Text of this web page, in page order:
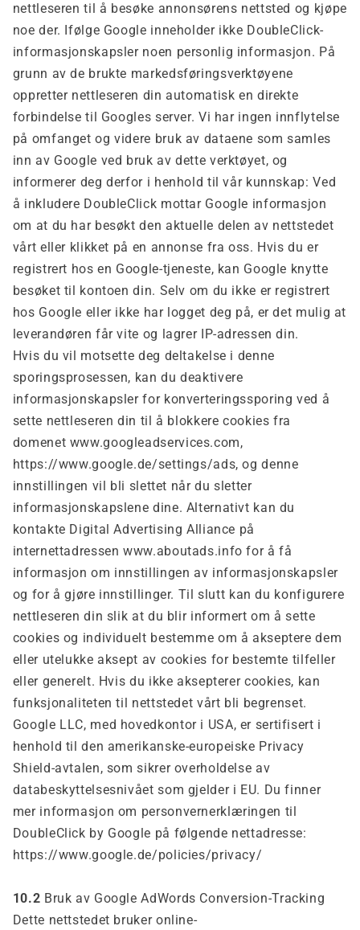
nettleseren til å besøke annonsørens nettsted og kjøpe
noe der. Ifølge Google inneholder ikke DoubleClick-
informasjonskapsler noen personlig informasjon. På
grunn av de brukte markedsføringsverktøyene
oppretter nettleseren din automatisk en direkte
forbindelse til Googles server. Vi har ingen innflytelse
på omfanget og videre bruk av dataene som samles
inn av Google ved bruk av dette verktøyet, og
informerer deg derfor i henhold til vår kunnskap: Ved
å inkludere DoubleClick mottar Google informasjon
om at du har besøkt den aktuelle delen av nettstedet
vårt eller klikket på en annonse fra oss. Hvis du er
registrert hos en Google-tjeneste, kan Google knytte
besøket til kontoen din. Selv om du ikke er registrert
hos Google eller ikke har logget deg på, er det mulig at
leverandøren får vite og lagrer IP-adressen din.
Hvis du vil motsette deg deltakelse i denne
sporingsprosessen, kan du deaktivere
informasjonskapsler for konverteringssporing ved å
sette nettleseren din til å blokkere cookies fra
domenet www.googleadservices.com,
https://www.google.de/settings/ads, og denne
innstillingen vil bli slettet når du sletter
informasjonskapslene dine. Alternativt kan du
kontakte Digital Advertising Alliance på
internettadressen www.aboutads.info for å få
informasjon om innstillingen av informasjonskapsler
og for å gjøre innstillinger. Til slutt kan du konfigurere
nettleseren din slik at du blir informert om å sette
cookies og individuelt bestemme om å akseptere dem
eller utelukke aksept av cookies for bestemte tilfeller
eller generelt. Hvis du ikke aksepterer cookies, kan
funksjonaliteten til nettstedet vårt bli begrenset.
Google LLC, med hovedkontor i USA, er sertifisert i
henhold til den amerikanske-europeiske Privacy
Shield-avtalen, som sikrer overholdelse av
databeskyttelsesnivået som gjelder i EU. Du finner
mer informasjon om personvernerklæringen til
DoubleClick by Google på følgende nettadresse:
https://www.google.de/policies/privacy/
10.2 Bruk av Google AdWords Conversion-Tracking
Dette nettstedet bruker online-